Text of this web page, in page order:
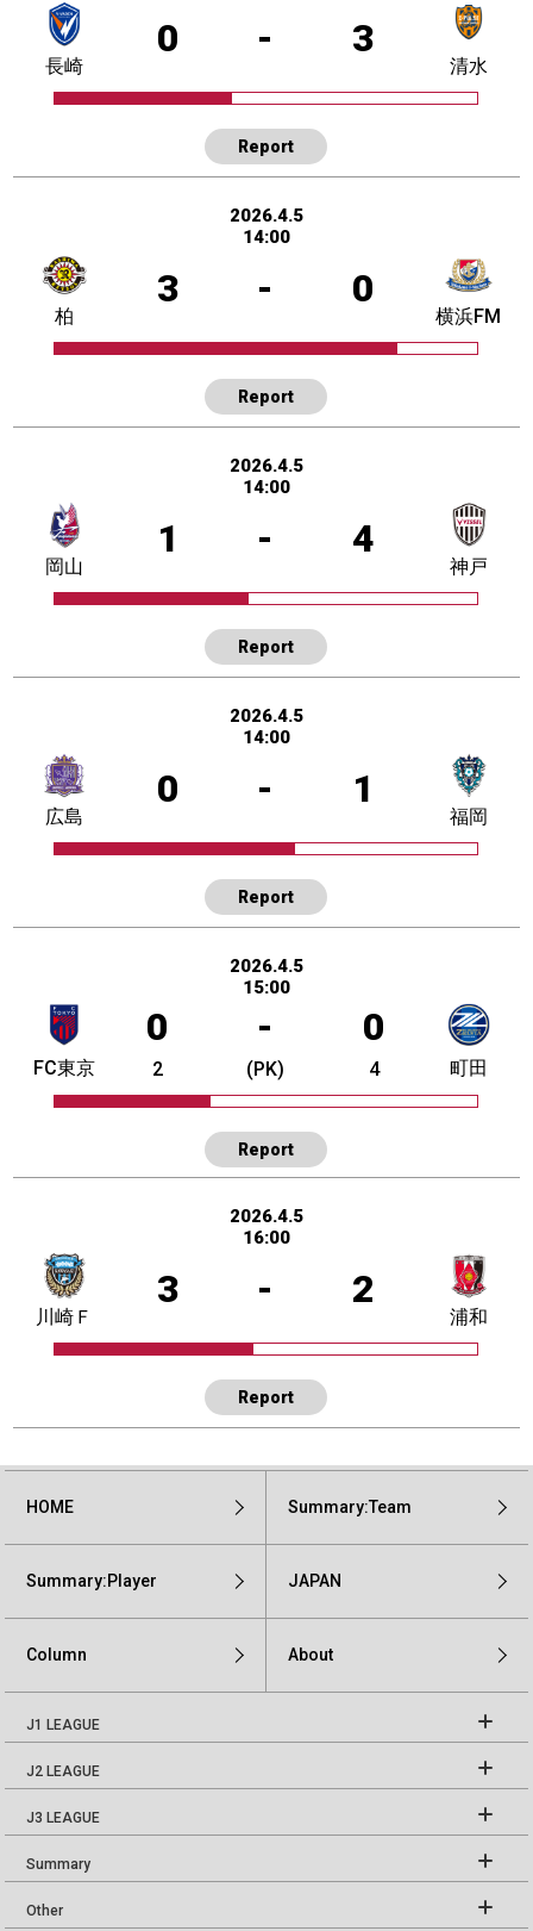
0 - 3
長崎 清水
Report
2026.4.5
14:00
3 - 0
柏 横浜FM
Report
2026.4.5
14:00
1 - 4
岡山 神戸
Report
2026.4.5
14:00
0 - 1
広島 福岡
Report
2026.4.5
15:00
0 - 0
FC東京 2 (PK) 4 町田
Report
2026.4.5
16:00
3 - 2
川崎Ｆ 浦和
Report
HOME Summary:Team
Summary:Player JAPAN
Column About
J1 LEAGUE
J2 LEAGUE
J3 LEAGUE
Summary
Other